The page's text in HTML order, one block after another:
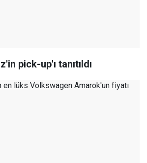
pick-up'ı tanıtıldı